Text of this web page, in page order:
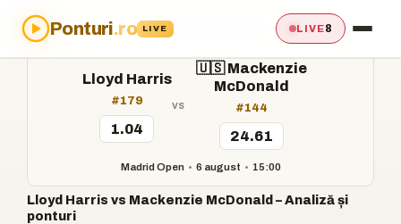
Ponturi.ro LIVE LIVE8
Acasă›Ponturi›Lloyd Harris vs Mackenzie McDonald
Lloyd Harris
#179
1.04
vs
🇺🇸 Mackenzie
McDonald
#144
24.61
Madrid Open • 6 august • 15:00
Lloyd Harris vs Mackenzie McDonald – Analiză și
ponturi